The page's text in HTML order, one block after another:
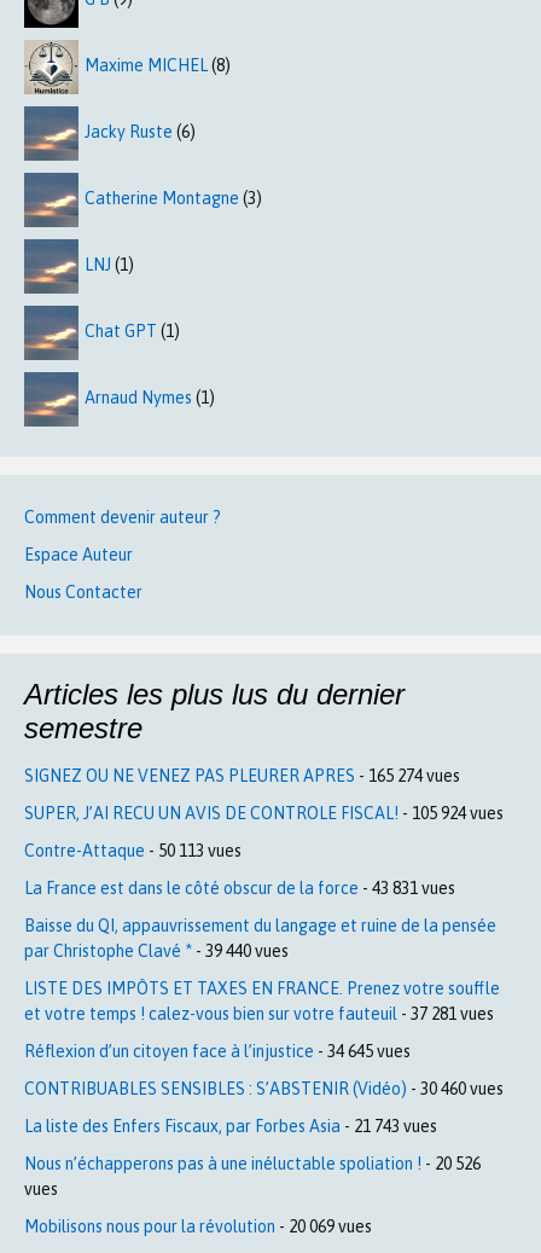
Maxime MICHEL(8)
Jacky Ruste (6)
Catherine Montagne (3)
LNJ (1)
Chat GPT (1)
Arnaud Nymes (1)
Comment devenir auteur ?
Espace Auteur
Nous Contacter
Articles les plus lus du dernier
semestre
SIGNEZ OU NE VENEZ PAS PLEURER APRES - 165 274 vues
SUPER, J’AI RECU UN AVIS DE CONTROLE FISCAL! - 105 924 vues
Contre-Attaque - 50 113 vues
La France est dans le côté obscur de la force - 43 831 vues
Baisse du QI, appauvrissement du langage et ruine de la pensée
par Christophe Clavé * - 39 440 vues
LISTE DES IMPÔTS ET TAXES EN FRANCE. Prenez votre souffle
et votre temps ! calez-vous bien sur votre fauteuil - 37 281 vues
Réflexion d’un citoyen face à l’injustice - 34 645 vues
CONTRIBUABLES SENSIBLES : S’ABSTENIR (Vidéo) - 30 460 vues
La liste des Enfers Fiscaux, par Forbes Asia - 21 743 vues
Nous n’échapperons pas à une inéluctable spoliation ! - 20 526
vues
Mobilisons nous pour la révolution - 20 069 vues